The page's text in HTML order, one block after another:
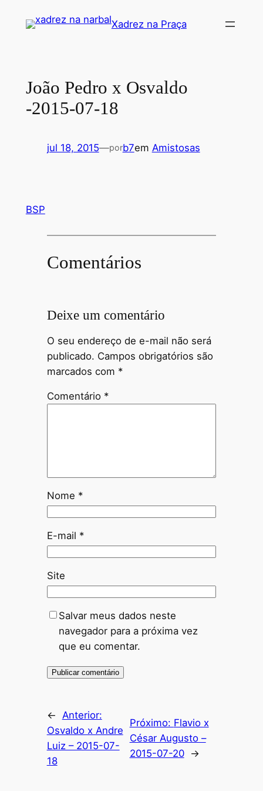
Xadrez na Praça
João Pedro x Osvaldo
-2015-07-18
jul 18, 2015—porb7em Amistosas
BSP
Comentários
Deixe um comentário
O seu endereço de e-mail não será
publicado. Campos obrigatórios são
marcados com *
Comentário *
Nome *
E-mail *
Site
Salvar meus dados neste
navegador para a próxima vez
que eu comentar.
← Anterior:
Osvaldo x Andre
Luiz – 2015-07-
18
Próximo: Flavio x
César Augusto –
2015-07-20
→